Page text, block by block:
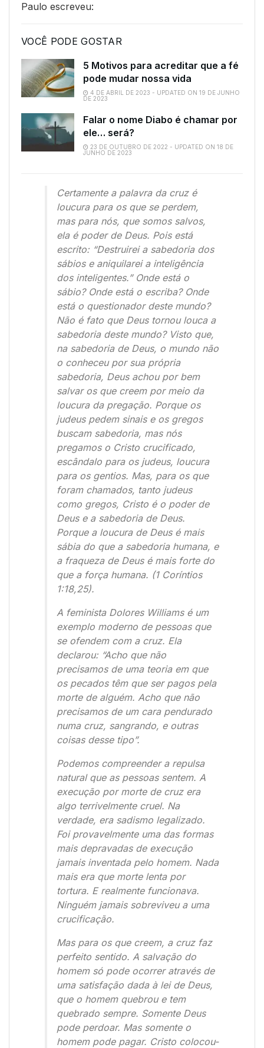
Paulo escreveu:
VOCÊ PODE GOSTAR
5 Motivos para acreditar que a fé
pode mudar nossa vida
4 DE ABRIL DE 2023 - UPDATED ON 19 DE JUNHO
DE 2023
Falar o nome Diabo é chamar por
ele… será?
23 DE OUTUBRO DE 2022 - UPDATED ON 18 DE
JUNHO DE 2023
Certamente a palavra da cruz é
loucura para os que se perdem,
mas para nós, que somos salvos,
ela é poder de Deus. Pois está
escrito: “Destruirei a sabedoria dos
sábios e aniquilarei a inteligência
dos inteligentes.” Onde está o
sábio? Onde está o escriba? Onde
está o questionador deste mundo?
Não é fato que Deus tornou louca a
sabedoria deste mundo? Visto que,
na sabedoria de Deus, o mundo não
o conheceu por sua própria
sabedoria, Deus achou por bem
salvar os que creem por meio da
loucura da pregação. Porque os
judeus pedem sinais e os gregos
buscam sabedoria, mas nós
pregamos o Cristo crucificado,
escândalo para os judeus, loucura
para os gentios. Mas, para os que
foram chamados, tanto judeus
como gregos, Cristo é o poder de
Deus e a sabedoria de Deus.
Porque a loucura de Deus é mais
sábia do que a sabedoria humana, e
a fraqueza de Deus é mais forte do
que a força humana. (1 Coríntios
1:18,25).
A feminista Dolores Williams é um
exemplo moderno de pessoas que
se ofendem com a cruz. Ela
declarou: “Acho que não
precisamos de uma teoria em que
os pecados têm que ser pagos pela
morte de alguém. Acho que não
precisamos de um cara pendurado
numa cruz, sangrando, e outras
coisas desse tipo”.
Podemos compreender a repulsa
natural que as pessoas sentem. A
execução por morte de cruz era
algo terrivelmente cruel. Na
verdade, era sadismo legalizado.
Foi provavelmente uma das formas
mais depravadas de execução
jamais inventada pelo homem. Nada
mais era que morte lenta por
tortura. E realmente funcionava.
Ninguém jamais sobreviveu a uma
crucificação.
Mas para os que creem, a cruz faz
perfeito sentido. A salvação do
homem só pode ocorrer através de
uma satisfação dada à lei de Deus,
que o homem quebrou e tem
quebrado sempre. Somente Deus
pode perdoar. Mas somente o
homem pode pagar. Cristo colocou-